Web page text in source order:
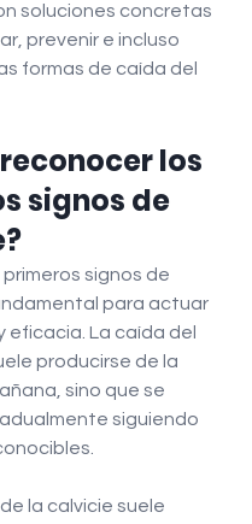
soluciones concretas
prevenir e incluso
formas de caída del
los
signos de
signos de
para actuar
eficacia. La caída del
producirse de la
sino que se
siguiendo
la calvicie suele